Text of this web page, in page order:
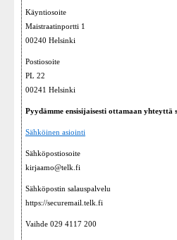
Käyntiosoite
Maistraatinportti 1
00240 Helsinki
Postiosoite
PL 22
00241 Helsinki
Pyydämme ensisijaisesti ottamaan yhteyttä
Sähköinen asiointi
Sähköpostiosoite
kirjaamo@telk.fi
Sähköpostin salauspalvelu
https://securemail.telk.fi
Vaihde 029 4117 200